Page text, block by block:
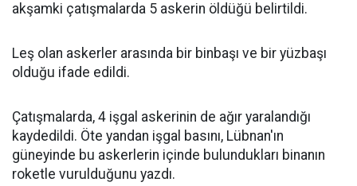
akşamki çatışmalarda 5 askerin öldüğü belirtildi.
Leş olan askerler arasında bir binbaşı ve bir yüzbaşı
olduğu ifade edildi.
Çatışmalarda, 4 işgal askerinin de ağır yaralandığı
kaydedildi. Öte yandan işgal basını, Lübnan'ın
güneyinde bu askerlerin içinde bulundukları binanın
roketle vurulduğunu yazdı.